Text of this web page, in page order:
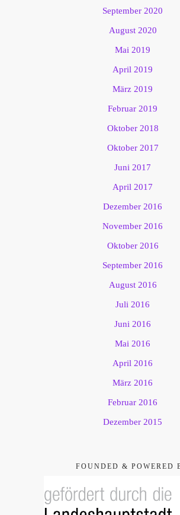
September 2020
August 2020
Mai 2019
April 2019
März 2019
Februar 2019
Oktober 2018
Oktober 2017
Juni 2017
April 2017
Dezember 2016
November 2016
Oktober 2016
September 2016
August 2016
Juli 2016
Juni 2016
Mai 2016
April 2016
März 2016
Februar 2016
Dezember 2015
FOUNDED & POWERED